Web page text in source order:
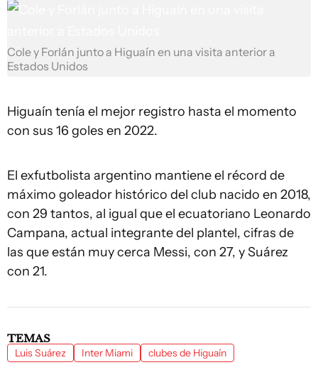
Cole y Forlán junto a Higuaín en una visita anterior a
Estados Unidos
Higuaín tenía el mejor registro hasta el momento
con sus 16 goles en 2022.
El exfutbolista argentino mantiene el récord de
máximo goleador histórico del club nacido en 2018,
con 29 tantos, al igual que el ecuatoriano Leonardo
Campana, actual integrante del plantel, cifras de
las que están muy cerca Messi, con 27, y Suárez
con 21.
TEMAS
Luis Suárez Inter Miami clubes de Higuaín